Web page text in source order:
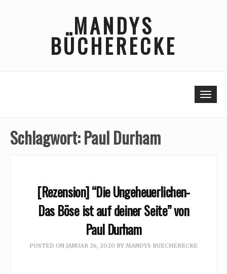
MANDYS
BÜCHERECKE
Schlagwort:Paul Durham
[Rezension] “Die Ungeheuerlichen-
Das Böse ist auf deiner Seite” von
Paul Durham
POSTED ON JANUAR 26, 2020 BY MANDYS BUECHERECKE